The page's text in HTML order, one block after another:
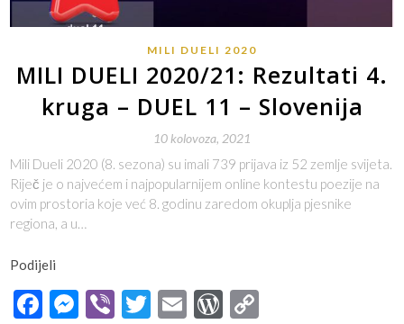
MILI DUELI 2020
MILI DUELI 2020/21: Rezultati 4.
kruga – DUEL 11 – Slovenija
10 kolovoza, 2021
Mili Dueli 2020 (8. sezona) su imali 739 prijava iz 52 zemlje svijeta.
Riječ je o najvećem i najpopularnijem online kontestu poezije na
ovim prostoria koje već 8. godinu zaredom okuplja pjesnike
regiona, a u…
Podijeli
Facebook
Messenger
ViberTwitter
EmailWordPress